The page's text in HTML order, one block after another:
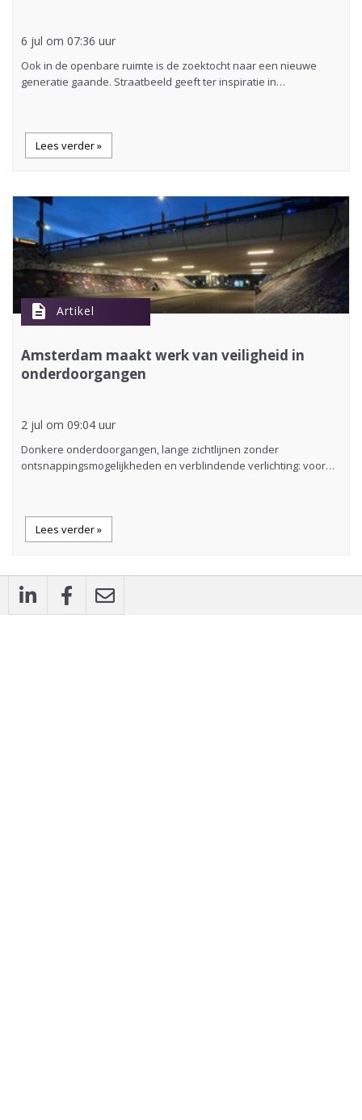
6 jul om 07:36 uur
Ook in de openbare ruimte is de zoektocht naar een nieuwe
generatie gaande. Straatbeeld geeft ter inspiratie in…
Lees verder »
description Artikel
Amsterdam maakt werk van veiligheid in
onderdoorgangen
2 jul om 09:04 uur
Donkere onderdoorgangen, lange zichtlijnen zonder
ontsnappingsmogelijkheden en verblindende verlichting: voor…
Lees verder »